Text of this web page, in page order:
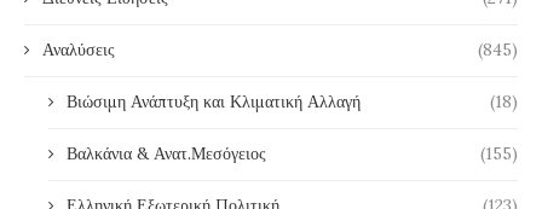
Αναλύσεις (845)
Βιώσιμη Ανάπτυξη και Κλιματική Αλλαγή (18)
Βαλκάνια & Ανατ.Μεσόγειος (155)